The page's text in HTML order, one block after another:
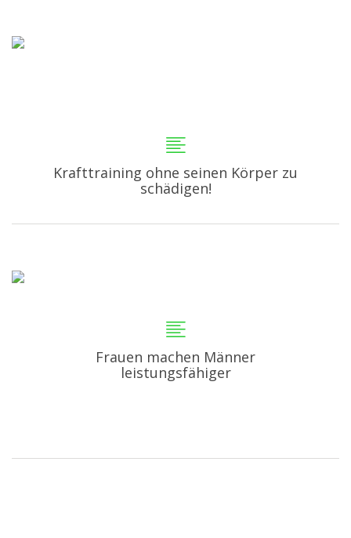
Krafttraining ohne seinen Körper zu
schädigen!
Frauen machen Männer
leistungsfähiger